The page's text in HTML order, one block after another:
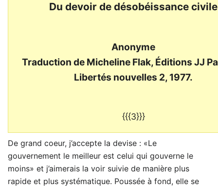
Du devoir de désobéissance civile
Anonyme
Traduction de Micheline Flak, Éditions JJ
Libertés nouvelles 2, 1977.
{{{3}}}
De grand coeur, j’accepte la devise : «Le
gouvernement le meilleur est celui qui gouverne le
moins» et j’aimerais la voir suivie de manière plus
rapide et plus systématique. Poussée à fond, elle se